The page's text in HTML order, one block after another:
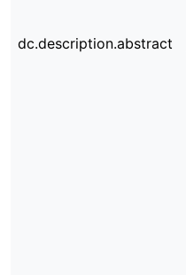
dc.description.abstract